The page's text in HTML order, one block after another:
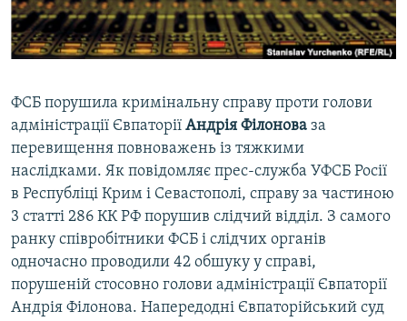
ВІДЕОУРОКИ «ELIFBE»
СВІДЧЕННЯ ОКУПАЦІЇ
ІНФОГРАФІКА
Русский
Qırımtatar
ДОЛУЧАЙСЯ!
Усі сайти RFE/RL
ФСБ порушила кримінальну справу проти голови
адміністрації Євпаторії Андрія Філонова за
перевищення повноважень із тяжкими
наслідками. Як повідомляє прес-служба УФСБ Росії
в Республіці Крим і Севастополі, справу за частиною
3 статті 286 КК РФ порушив слідчий відділ. З самого
ранку співробітники ФСБ і слідчих органів
одночасно проводили 42 обшуку у справі,
порушеній стосовно голови адміністрації Євпаторії
Андрія Філонова. Напередодні Євпаторійський суд